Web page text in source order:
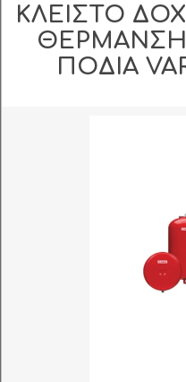
ΚΛΕΙΣΤΟ
ΠΟΔΙΑ